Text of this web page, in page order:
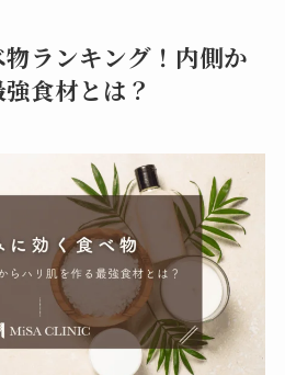
ランキング！内側か
食材とは？